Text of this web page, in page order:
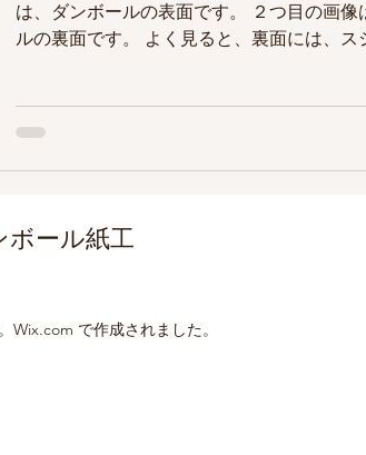
は、ダンボールの表面です。 ２つ目の画像
ルの裏面です。 よく見ると、裏面には、ス
ボール紙工
Wix.com で作成されました。